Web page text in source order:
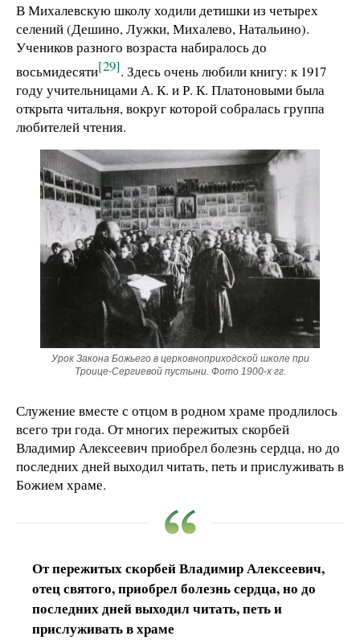
В Михалевскую школу ходили детишки из четырех
селений (Дешино, Лужки, Михалево, Натальино).
Учеников разного возраста набиралось до
восьмидесяти[29]. Здесь очень любили книгу: к 1917
году учительницами А. К. и Р. К. Платоновыми была
открыта читальня, вокруг которой собралась группа
любителей чтения.
Урок Закона Божьего в церковноприходской школе при
Троице-Сергиевой пустыни. Фото 1900-х гг.
Служение вместе с отцом в родном храме продлилось
всего три года. От многих пережитых скорбей
Владимир Алексеевич приобрел болезнь сердца, но до
последних дней выходил читать, петь и прислуживать в
Божием храме.
От пережитых скорбей Владимир Алексеевич,
отец святого, приобрел болезнь сердца, но до
последних дней выходил читать, петь и
прислуживать в храме